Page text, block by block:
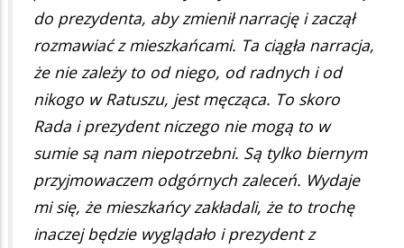
do prezydenta, aby zmienił narrację i zaczął
rozmawiać z mieszkańcami. Ta ciągła narracja,
że nie zależy to od niego, od radnych i od
nikogo w Ratuszu, jest męcząca. To skoro
Rada i prezydent niczego nie mogą to w
sumie są nam niepotrzebni. Są tylko biernym
przyjmowaczem odgórnych zaleceń. Wydaje
mi się, że mieszkańcy zakładali, że to trochę
inaczej będzie wyglądało i prezydent z